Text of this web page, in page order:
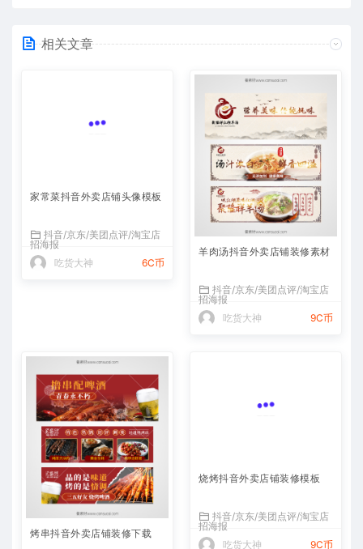
相关文章
家常菜抖音外卖店铺头像模板
抖音/京东/美团点评/淘宝店
招海报
吃货大神
6C币
羊肉汤抖音外卖店铺装修素材
抖音/京东/美团点评/淘宝店
招海报
吃货大神
9C币
烤串抖音外卖店铺装修下载
烧烤抖音外卖店铺装修模板
抖音/京东/美团点评/淘宝店
招海报
吃货大神
9C币